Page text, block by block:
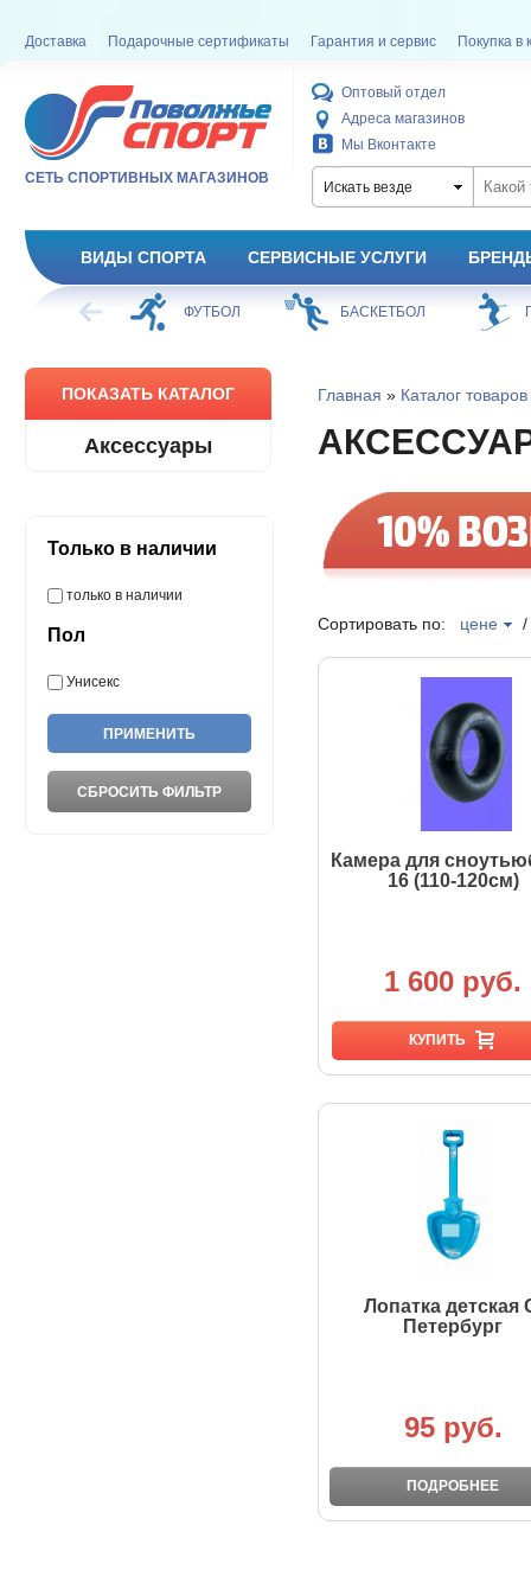
Доставка Подарочные сертификаты Гарантия и сервис Покупка в
СЕТЬ СПОРТИВНЫХ МАГАЗИНОВ
Оптовый отдел
Адреса магазинов
Мы Вконтакте
Искать везде
ВИДЫ СПОРТА СЕРВИСНЫЕ УСЛУГИ
КАТАНИЕ ФУТБОЛ БАСКЕТБОЛ
ПОКАЗАТЬ КАТАЛОГ
Аксессуары
Только в наличии
только в наличии
Пол
Унисекс
Главная » Каталог товаров
Сортировать по: цене
Камера для
16 (110-120см)
1 600 руб.
КУПИТЬ
Лопатка детская
Петербург
95 руб.
ПОДРОБНЕЕ